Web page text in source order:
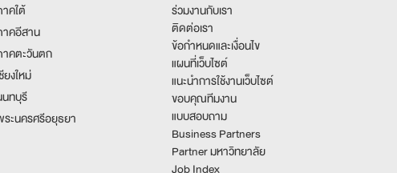
คใต้
คอีสาน
คตะวันตก
ยงใหม่
ทบุรี
ะนครศรีอยุธยา
ร่วมงานกับเรา
ติดต่อเรา
ข้อกำหนดและเงื่อนไข
แผนที่เว็บไซต์
แนะนำการใช้งานเว็บไซต์
ขอบคุณทีมงาน
แบบสอบถาม
Business Partners
Partner มหาวิทยาลัย
Job Index